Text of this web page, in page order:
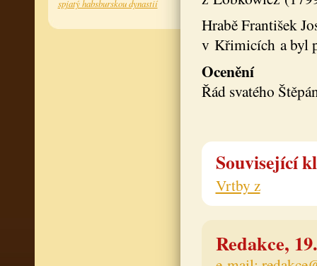
spjatý habsburskou dynastií
Hrabě František
v Křimicích a byl
Ocenění
Řád svatého
Související
Vrtby z
Redakce,